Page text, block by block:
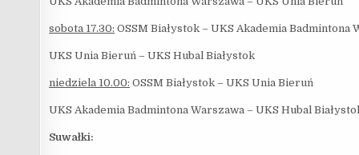
sobota 17.30: OSSM Białystok – UKS Akademia Badmintona
UKS Unia Bieruń – UKS Hubal Białystok
niedziela 10.00: OSSM Białystok – UKS Unia Bieruń
UKS Akademia Badmintona Warszawa – UKS Hubal
Suwałki: